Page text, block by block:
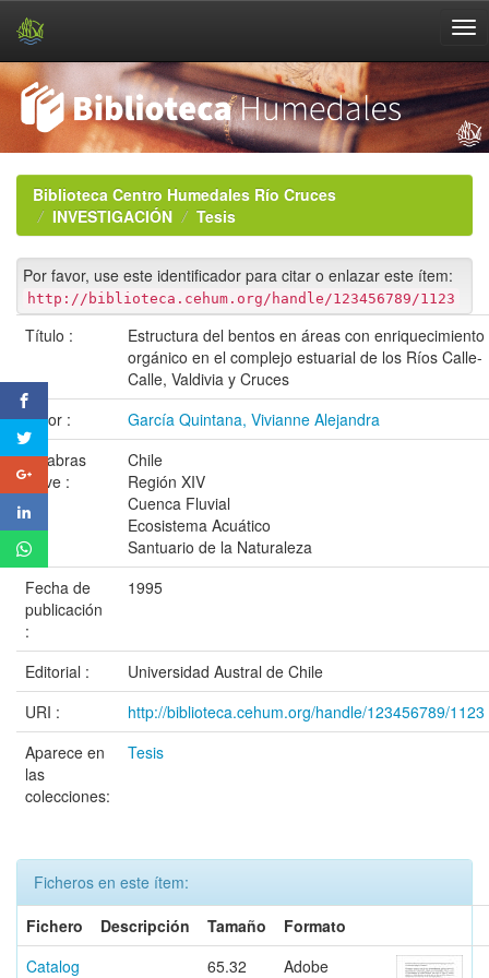
navigationBiblioteca Centro Humedales Río Cruces
INVESTIGACIÓN
Tesis
Por favor, use este identificador para citar o enlazar este ítem:
http://biblioteca.cehum.org/handle/123456789/1123
Título :
Estructura del bentos en áreas con enriquecimiento
orgánico en el complejo estuarial de los Ríos Calle-
Calle, Valdivia y Cruces
Autor :
García Quintana, Vivianne Alejandra
Palabras
clave :
Chile
Región XIV
Cuenca Fluvial
Ecosistema Acuático
Santuario de la Naturaleza
Fecha de
publicación
:
1995
Editorial :
Universidad Austral de Chile
URI :
http://biblioteca.cehum.org/handle/123456789/1123
Aparece en
las
colecciones:
Tesis
Ficheros en este ítem:
Fichero
Descripción Tamaño
Formato
Catalog
65.32
Adobe